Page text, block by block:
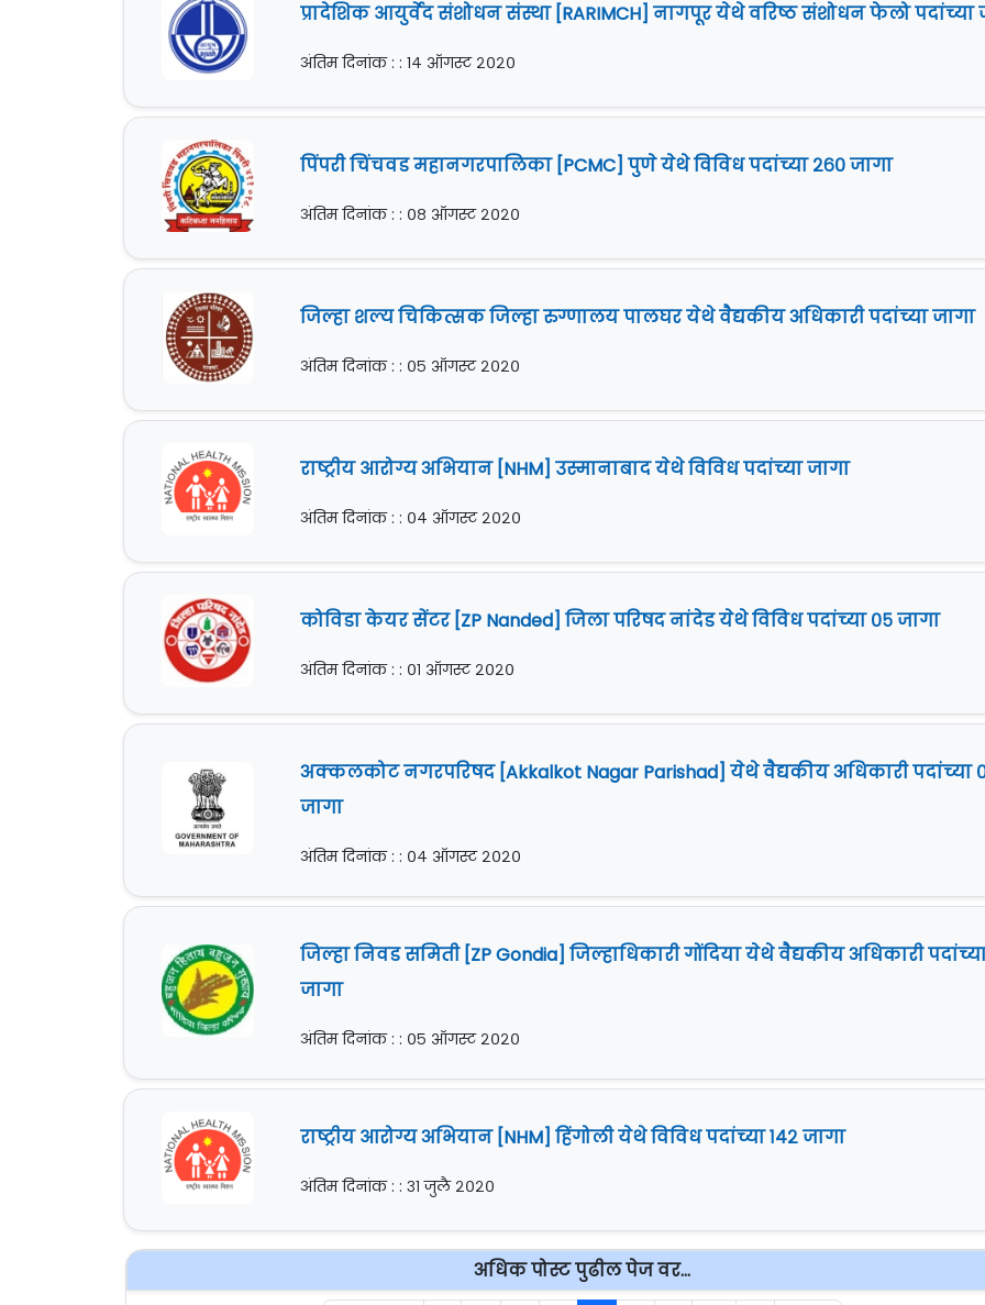
प्रादेशिक आयुर्वेद संशोधन संस्था [RARIMCH] नागपूर येथे वरिष्ठ संशोधन फेलो पदांच्या
अंतिम दिनांक : : १४ ऑगस्ट २०२०
पिंपरी चिंचवड महानगरपालिका [PCMC] पुणे येथे विविध पदांच्या २६० जागा
अंतिम दिनांक : : ०८ ऑगस्ट २०२०
जिल्हा शल्य चिकित्सक जिल्हा रुग्णालय पालघर येथे वैद्यकीय अधिकारी पदांच्या जागा
अंतिम दिनांक : : ०५ ऑगस्ट २०२०
राष्ट्रीय आरोग्य अभियान [NHM] उस्मानाबाद येथे विविध पदांच्या जागा
अंतिम दिनांक : : ०४ ऑगस्ट २०२०
कोविडा केयर सेंटर [ZP Nanded] जिला परिषद नांदेड येथे विविध पदांच्या ०५ जागा
अंतिम दिनांक : : ०१ ऑगस्ट २०२०
अक्कलकोट नगरपरिषद [Akkalkot Nagar Parishad] येथे वैद्यकीय अधिकारी पदांच्या
जागा
अंतिम दिनांक : : ०४ ऑगस्ट २०२०
जिल्हा निवड समिती [ZP Gondia] जिल्हाधिकारी गोंदिया येथे वैद्यकीय अधिकारी
जागा
अंतिम दिनांक : : ०५ ऑगस्ट २०२०
राष्ट्रीय आरोग्य अभियान [NHM] हिंगोली येथे विविध पदांच्या १४२ जागा
अंतिम दिनांक : : ३१ जुलै २०२०
अधिक पोस्ट पुढील पेज वर...